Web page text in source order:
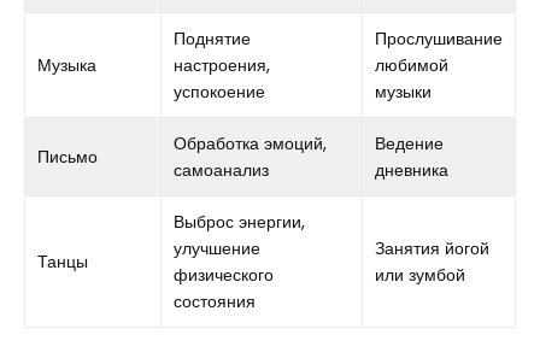
Музыка
Поднятие
настроения,
успокоение
Прослушивание
любимой
музыки
Письмо
Обработка эмоций,
самоанализ
Ведение
дневника
Танцы
Выброс энергии,
улучшение
физического
состояния
Занятия йогой
или зумбой